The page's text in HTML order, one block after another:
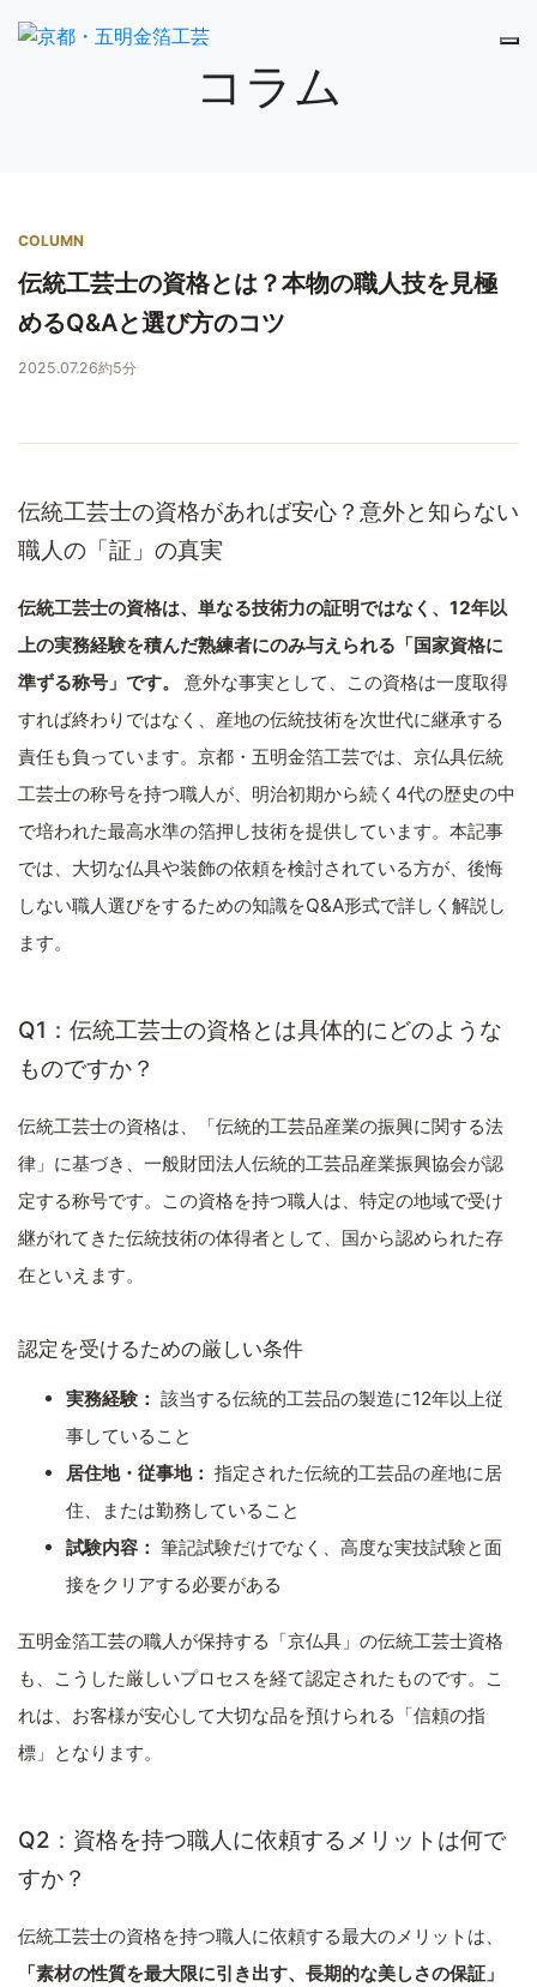
コラム
COLUMN
伝統工芸士の資格とは？本物の職人技を見極
めるQ&Aと選び方のコツ
2025.07.26約5分
伝統工芸士の資格があれば安心？意外と知らない
職人の「証」の真実
伝統工芸士の資格は、単なる技術力の証明ではなく、12年以
上の実務経験を積んだ熟練者にのみ与えられる「国家資格に
準ずる称号」です。
意外な事実として、この資格は一度取得
すれば終わりではなく、産地の伝統技術を次世代に継承する
責任も負っています。京都・五明金箔工芸では、京仏具伝統
工芸士の称号を持つ職人が、明治初期から続く4代の歴史の中
で培われた最高水準の箔押し技術を提供しています。本記事
では、大切な仏具や装飾の依頼を検討されている方が、後悔
しない職人選びをするための知識をQ&A形式で詳しく解説し
ます。
Q1：伝統工芸士の資格とは具体的にどのような
ものですか？
伝統工芸士の資格は、「伝統的工芸品産業の振興に関する法
律」に基づき、一般財団法人伝統的工芸品産業振興協会が認
定する称号です。この資格を持つ職人は、特定の地域で受け
継がれてきた伝統技術の体得者として、国から認められた存
在といえます。
認定を受けるための厳しい条件
実務経験： 該当する伝統的工芸品の製造に12年以上従
事していること
居住地・従事地： 指定された伝統的工芸品の産地に居
住、または勤務していること
試験内容： 筆記試験だけでなく、高度な実技試験と面
接をクリアする必要がある
五明金箔工芸の職人が保持する「京仏具」の伝統工芸士資格
も、こうした厳しいプロセスを経て認定されたものです。こ
れは、お客様が安心して大切な品を預けられる「信頼の指
標」となります。
Q2：資格を持つ職人に依頼するメリットは何で
すか？
伝統工芸士の資格を持つ職人に依頼する最大のメリットは、
「素材の性質を最大限に引き出す、長期的な美しさの保証」